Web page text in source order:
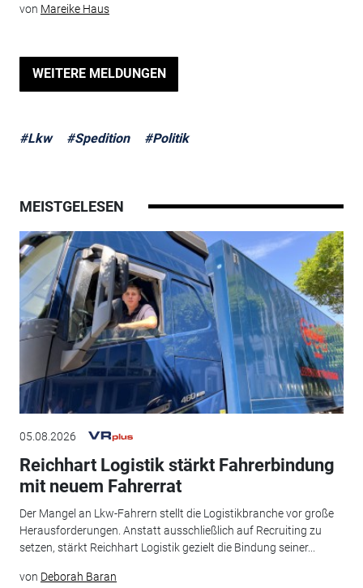
von Mareike Haus
WEITERE MELDUNGEN
#Lkw #Spedition #Politik
MEISTGELESEN
05.08.2026
Reichhart Logistik stärkt Fahrerbindung
mit neuem Fahrerrat
Der Mangel an Lkw-Fahrern stellt die Logistikbranche vor große
Herausforderungen. Anstatt ausschließlich auf Recruiting zu
setzen, stärkt Reichhart Logistik gezielt die Bindung seiner...
von Deborah Baran